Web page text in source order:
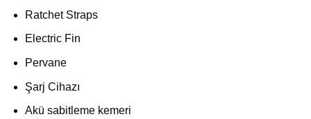
Ratchet Straps
Electric Fin
Pervane
Şarj Cihazı
Akü sabitleme kemeri